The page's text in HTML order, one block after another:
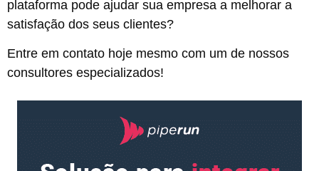
plataforma pode ajudar sua empresa a melhorar a
satisfação dos seus clientes?
Entre em contato hoje mesmo com um de nossos
consultores especializados!